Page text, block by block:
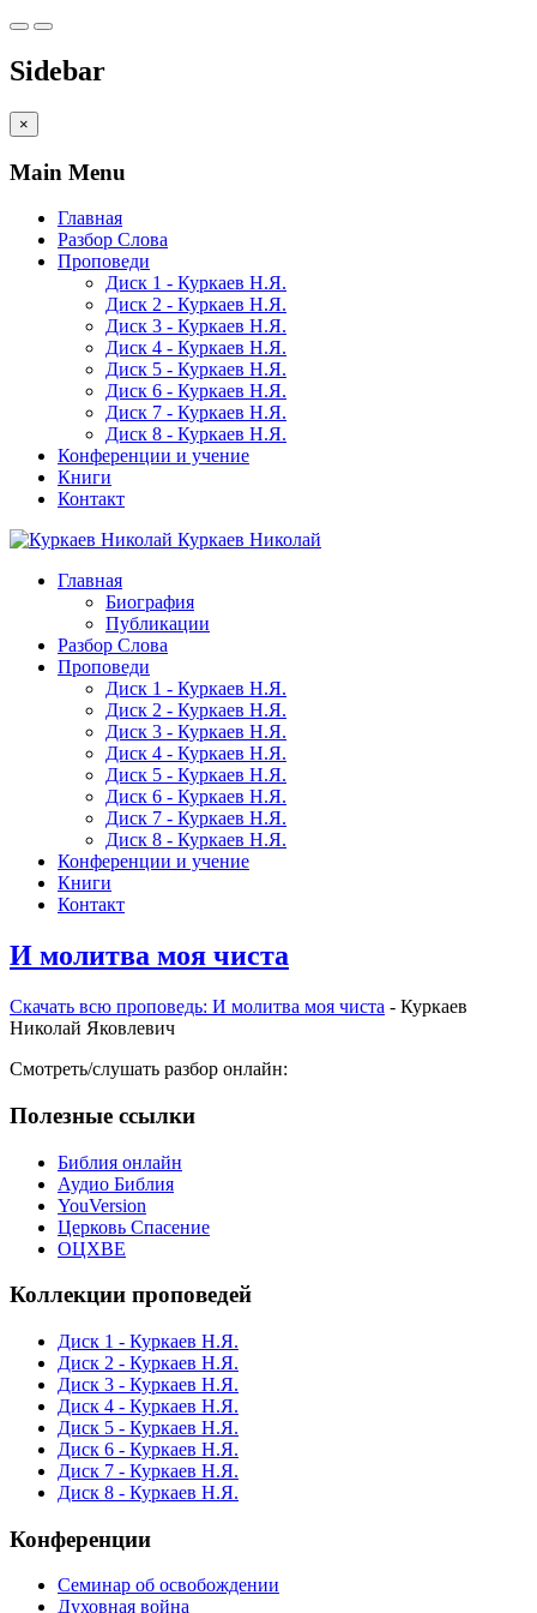
Sidebar
×
Main Menu
Главная
Разбор Слова
Проповеди
Диск 1 - Куркаев Н.Я.
Диск 2 - Куркаев Н.Я.
Диск 3 - Куркаев Н.Я.
Диск 4 - Куркаев Н.Я.
Диск 5 - Куркаев Н.Я.
Диск 6 - Куркаев Н.Я.
Диск 7 - Куркаев Н.Я.
Диск 8 - Куркаев Н.Я.
Конференции и учение
Книги
Контакт
Куркаев Николай
Главная
Биография
Публикации
Разбор Слова
Проповеди
Диск 1 - Куркаев Н.Я.
Диск 2 - Куркаев Н.Я.
Диск 3 - Куркаев Н.Я.
Диск 4 - Куркаев Н.Я.
Диск 5 - Куркаев Н.Я.
Диск 6 - Куркаев Н.Я.
Диск 7 - Куркаев Н.Я.
Диск 8 - Куркаев Н.Я.
Конференции и учение
Книги
Контакт
И молитва моя чиста
Скачать вcю проповедь: И молитва моя чиста - Куркаев
Николай Яковлевич
Смотреть/слушать разбор онлайн:
Полезные ссылки
Библия онлайн
Аудио Библия
YouVersion
Церковь Спасение
ОЦХВЕ
Коллекции проповедей
Диск 1 - Куркаев Н.Я.
Диск 2 - Куркаев Н.Я.
Диск 3 - Куркаев Н.Я.
Диск 4 - Куркаев Н.Я.
Диск 5 - Куркаев Н.Я.
Диск 6 - Куркаев Н.Я.
Диск 7 - Куркаев Н.Я.
Диск 8 - Куркаев Н.Я.
Конференции
Семинар об освобождении
Духовная война